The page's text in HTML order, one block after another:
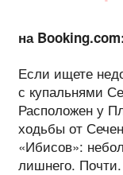
на
Если ищете
с купальнями
Расположен у
ходьбы от
«Ибисов»:
лишнего. Почти.